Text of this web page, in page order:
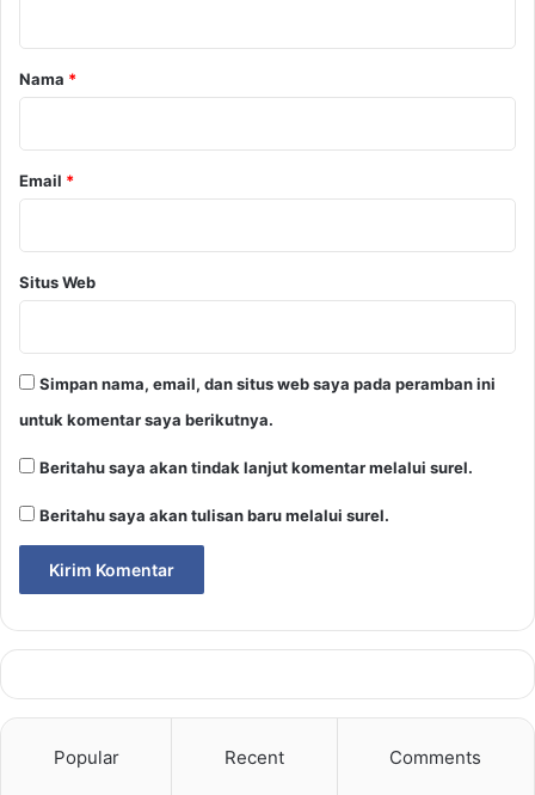
rNama *
Email *
Situs Web
Simpan nama, email, dan situs web saya pada peramban ini
untuk komentar saya berikutnya.
Beritahu saya akan tindak lanjut komentar melalui surel.
Beritahu saya akan tulisan baru melalui surel.
Popular Recent Comments